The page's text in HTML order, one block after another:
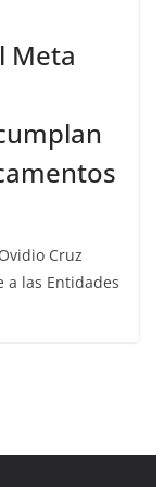
Meta
Cruz
a las Entidades